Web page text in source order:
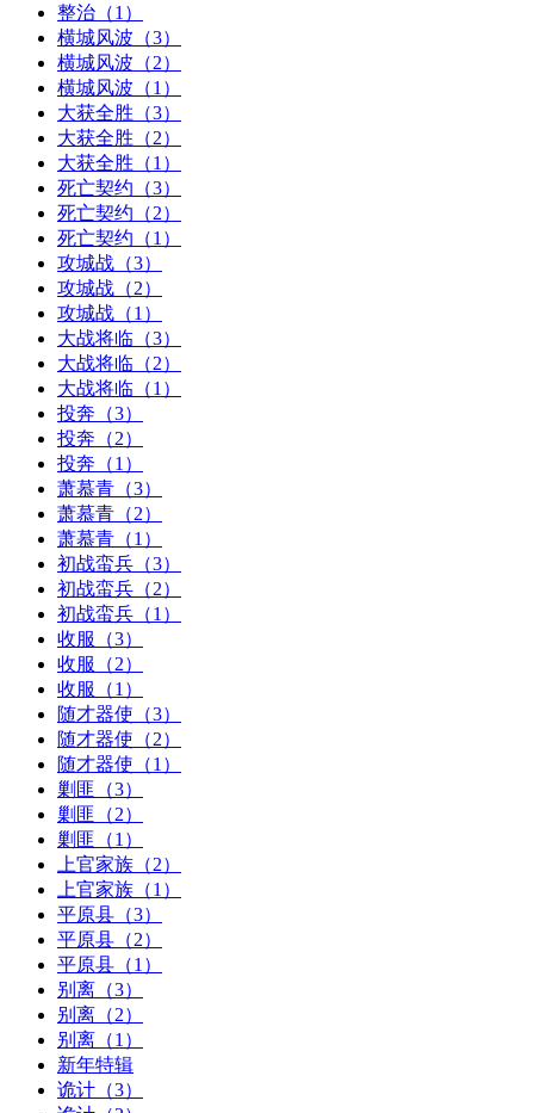
整治（1）
横城风波（3）
横城风波（2）
横城风波（1）
大获全胜（3）
大获全胜（2）
大获全胜（1）
死亡契约（3）
死亡契约（2）
死亡契约（1）
攻城战（3）
攻城战（2）
攻城战（1）
大战将临（3）
大战将临（2）
大战将临（1）
投奔（3）
投奔（2）
投奔（1）
萧慕青（3）
萧慕青（2）
萧慕青（1）
初战蛮兵（3）
初战蛮兵（2）
初战蛮兵（1）
收服（3）
收服（2）
收服（1）
随才器使（3）
随才器使（2）
随才器使（1）
剿匪（3）
剿匪（2）
剿匪（1）
上官家族（2）
上官家族（1）
平原县（3）
平原县（2）
平原县（1）
别离（3）
别离（2）
别离（1）
新年特辑
诡计（3）